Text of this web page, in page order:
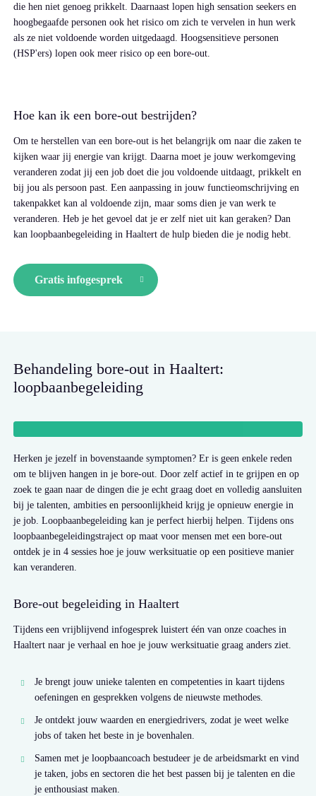
die hen niet genoeg prikkelt. Daarnaast lopen high sensation seekers en
hoogbegaafde personen ook het risico om zich te vervelen in hun werk
als ze niet voldoende worden uitgedaagd. Hoogsensitieve personen
(HSP'ers) lopen ook meer risico op een bore-out.
Hoe kan ik een bore-out bestrijden?
Om te herstellen van een bore-out is het belangrijk om naar die zaken te
kijken waar jij energie van krijgt. Daarna moet je jouw werkomgeving
veranderen zodat jij een job doet die jou voldoende uitdaagt, prikkelt en
bij jou als persoon past. Een aanpassing in jouw functieomschrijving en
takenpakket kan al voldoende zijn, maar soms dien je van werk te
veranderen. Heb je het gevoel dat je er zelf niet uit kan geraken? Dan
kan loopbaanbegeleiding in Haaltert de hulp bieden die je nodig hebt.
Gratis infogesprek
Behandeling bore-out in Haaltert:
loopbaanbegeleiding
Herken je jezelf in bovenstaande symptomen? Er is geen enkele reden
om te blijven hangen in je bore-out. Door zelf actief in te grijpen en op
zoek te gaan naar de dingen die je echt graag doet en volledig aansluiten
bij je talenten, ambities en persoonlijkheid krijg je opnieuw energie in
je job. Loopbaanbegeleiding kan je perfect hierbij helpen. Tijdens ons
loopbaanbegeleidingstraject op maat voor mensen met een bore-out
ontdek je in 4 sessies hoe je jouw werksituatie op een positieve manier
kan veranderen.
Bore-out begeleiding in Haaltert
Tijdens een vrijblijvend infogesprek luistert één van onze coaches in
Haaltert naar je verhaal en hoe je jouw werksituatie graag anders ziet.
Je brengt jouw unieke talenten en competenties in kaart tijdens
oefeningen en gesprekken volgens de nieuwste methodes.
Je ontdekt jouw waarden en energiedrivers, zodat je weet welke
jobs of taken het beste in je bovenhalen.
Samen met je loopbaancoach bestudeer je de arbeidsmarkt en vind
je taken, jobs en sectoren die het best passen bij je talenten en die
je enthousiast maken.